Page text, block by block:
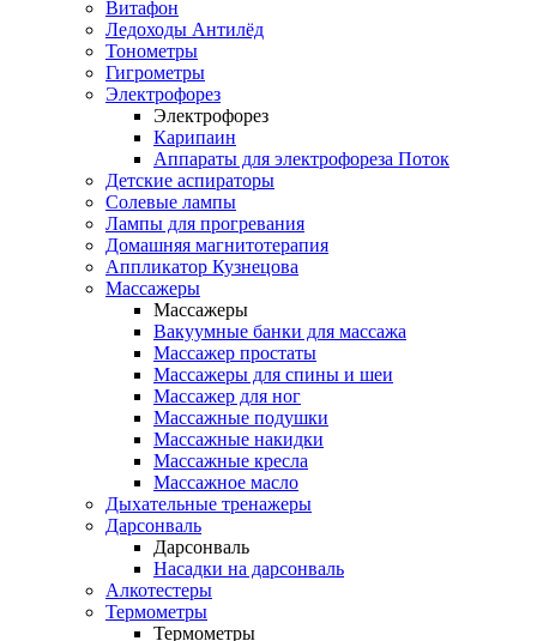
Витафон
Ледоходы Антилёд
Тонометры
Гигрометры
Электрофорез
Электрофорез
Карипаин
Аппараты для электрофореза Поток
Детские аспираторы
Солевые лампы
Лампы для прогревания
Домашняя магнитотерапия
Аппликатор Кузнецова
Массажеры
Массажеры
Вакуумные банки для массажа
Массажер простаты
Массажеры для спины и шеи
Массажер для ног
Массажные подушки
Массажные накидки
Массажные кресла
Массажное масло
Дыхательные тренажеры
Дарсонваль
Дарсонваль
Насадки на дарсонваль
Алкотестеры
Термометры
Термометры